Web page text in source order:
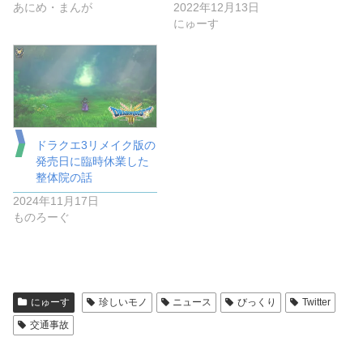
あにめ・まんが
2022年12月13日
にゅーす
ドラクエ3リメイク版の
発売日に臨時休業した
整体院の話
2024年11月17日
ものろーぐ
にゅーす 珍しいモノ ニュース びっくり
Twitter
交通事故